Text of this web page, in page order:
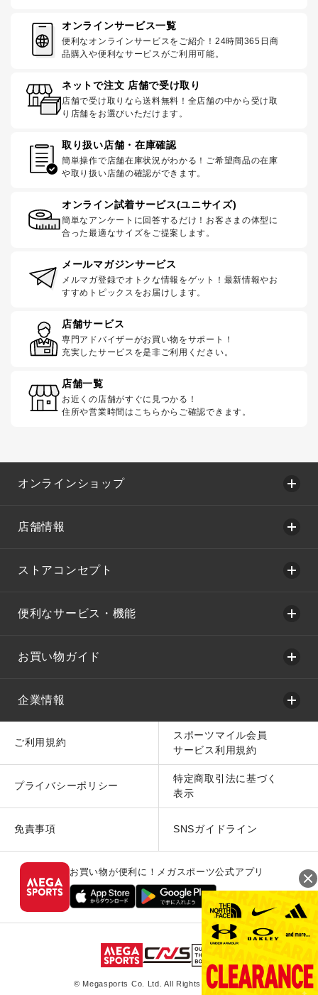
オンラインサービス一覧
便利なオンラインサービスをご紹介！24時間365日商
品購入や便利なサービスがご利用可能。
ネットで注文 店舗で受け取り
店舗で受け取りなら送料無料！全店舗の中から受け取
り店舗をお選びいただけます。
取り扱い店舗・在庫確認
簡単操作で店舗在庫状況がわかる！ご希望商品の在庫
や取り扱い店舗の確認ができます。
オンライン試着サービス(ユニサイズ)
簡単なアンケートに回答するだけ！お客さまの体型に
合った最適なサイズをご提案します。
メールマガジンサービス
メルマガ登録でオトクな情報をゲット！最新情報やお
すすめトピックスをお届けします。
店舗サービス
専門アドバイザーがお買い物をサポート！
充実したサービスを是非ご利用ください。
店舗一覧
お近くの店舗がすぐに見つかる！
住所や営業時間はこちらからご確認できます。
オンラインショップ
店舗情報
ストアコンセプト
便利なサービス・機能
お買い物ガイド
企業情報
ご利用規約
スポーツマイル会員
サービス利用規約
プライバシーポリシー
特定商取引法に基づく
表示
免責事項 SNSガイドライン
お買い物が便利に！メガスポーツ公式アプリ
© Megasports Co. Ltd. All Rights Reserved.